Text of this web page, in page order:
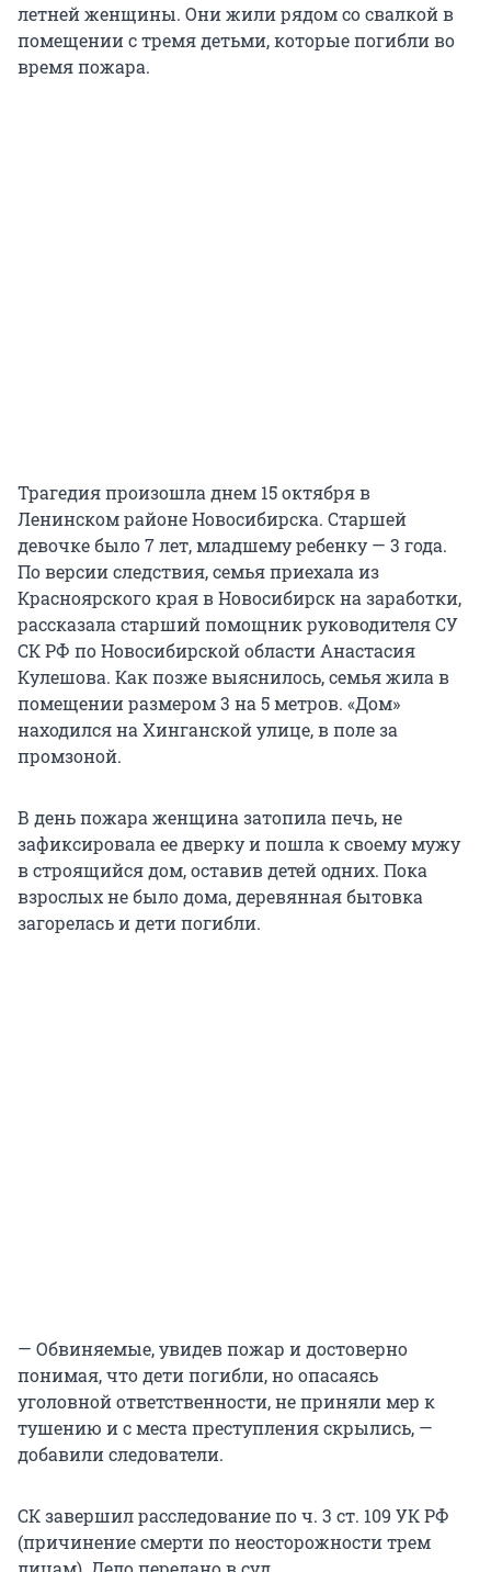
летней женщины. Они жили рядом со свалкой в
помещении с тремя детьми, которые погибли во
время пожара.
Трагедия произошла днем 15 октября в
Ленинском районе Новосибирска. Старшей
девочке было 7 лет, младшему ребенку — 3 года.
По версии следствия, семья приехала из
Красноярского края в Новосибирск на заработки,
рассказала старший помощник руководителя СУ
СК РФ по Новосибирской области Анастасия
Кулешова. Как позже выяснилось, семья жила в
помещении размером 3 на 5 метров. «Дом»
находился на Хинганской улице, в поле за
промзоной.
В день пожара женщина затопила печь, не
зафиксировала ее дверку и пошла к своему мужу
в строящийся дом, оставив детей одних. Пока
взрослых не было дома, деревянная бытовка
загорелась и дети погибли.
— Обвиняемые, увидев пожар и достоверно
понимая, что дети погибли, но опасаясь
уголовной ответственности, не приняли мер к
тушению и с места преступления скрылись, —
добавили следователи.
СК завершил расследование по ч. 3 ст. 109 УК РФ
(причинение смерти по неосторожности трем